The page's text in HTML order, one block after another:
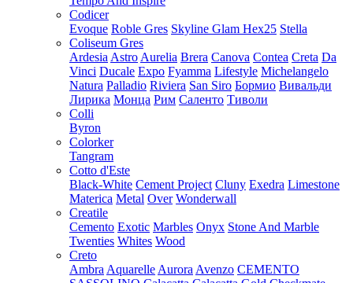
Codicer
Evoque Roble Gres Skyline Glam Hex25 Stella
Coliseum Gres
Ardesia Astro Aurelia Brera Canova Contea Creta Da
Vinci Ducale Expo Fyamma Lifestyle Michelangelo
Natura Palladio Riviera San Siro Бормио Вивальди
Лирика Монца Рим Саленто Тиволи
Colli
Byron
Colorker
Tangram
Cotto d'Este
Black-White Cement Project Cluny Exedra Limestone
Materica Metal Over Wonderwall
Creatile
Cemento Exotic Marbles Onyx Stone And Marble
Twenties Whites Wood
Creto
Ambra Aquarelle Aurora Avenzo CEMENTO